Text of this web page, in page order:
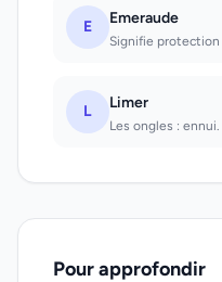
E Emeraude
L Limer
Pour approfondir